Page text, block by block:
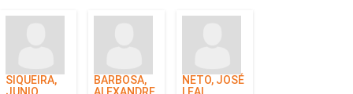
SIQUEIRA,
JUNIO
BARBOSA,
ALEXANDRE
NETO, JOSÉ
LEAL